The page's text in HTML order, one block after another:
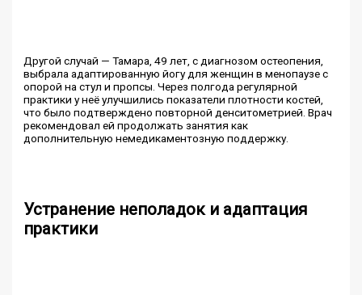
Другой случай — Тамара, 49 лет, с диагнозом остеопения,
выбрала адаптированную йогу для женщин в менопаузе с
опорой на стул и пропсы. Через полгода регулярной
практики у неё улучшились показатели плотности костей,
что было подтверждено повторной денситометрией. Врач
рекомендовал ей продолжать занятия как
дополнительную немедикаментозную поддержку.
Устранение неполадок и адаптация
практики